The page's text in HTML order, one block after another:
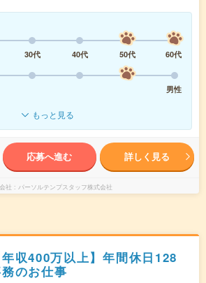
30代 40代 50代
60代
男性
もっと見る
応募へ進む 詳しく見る
社 パーソルテンプスタッフ株式会社
収400万以上】年間休日128
のお仕事